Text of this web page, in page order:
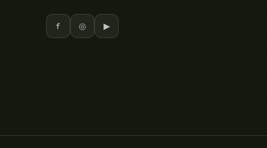
f ◎ ▶